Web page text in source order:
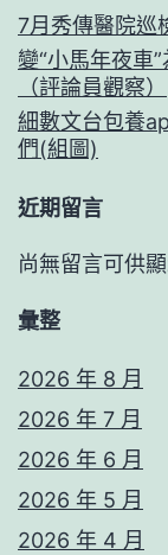
7月秀傳醫院巡
變“小馬年夜車
（評論員觀察）
細數文台包養
們(組圖)
近期留言
尚無留言可供顯
彙整
2026 年 8 月
2026 年 7 月
2026 年 6 月
2026 年 5 月
2026 年 4 月